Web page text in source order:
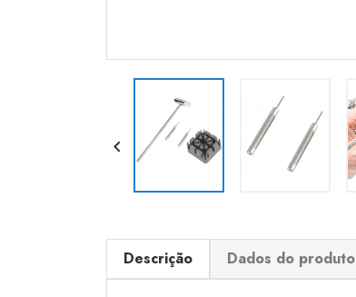

Descrição Dados do produto